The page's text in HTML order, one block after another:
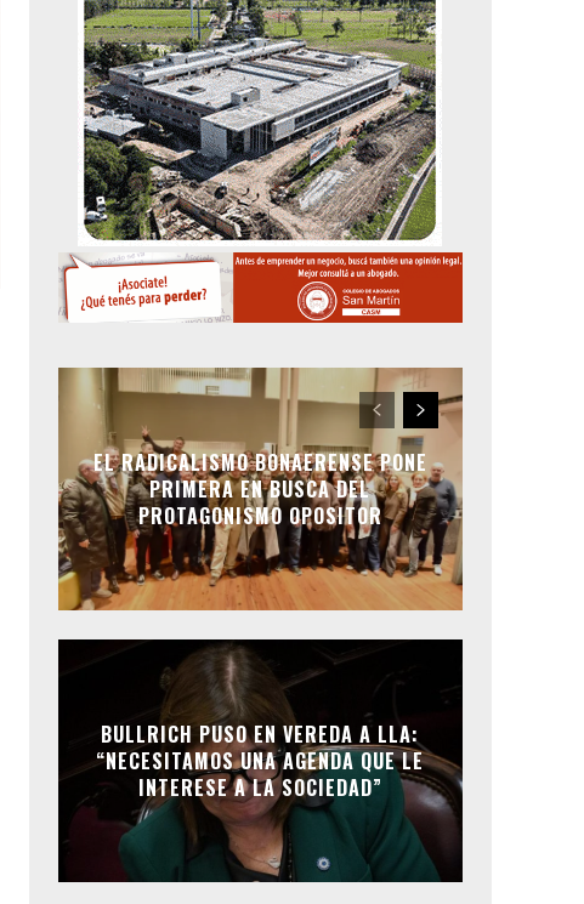
EL RADICALISMO BONAERENSE PONE
PRIMERA EN BUSCA DEL
PROTAGONISMO OPOSITOR
BULLRICH PUSO EN VEREDA A LLA:
“NECESITAMOS UNA AGENDA QUE LE
INTERESE A LA SOCIEDAD”